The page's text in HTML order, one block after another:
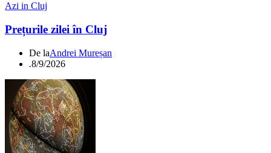
Azi in Cluj
Prețurile zilei în Cluj
De laAndrei Mureșan
.8/9/2026